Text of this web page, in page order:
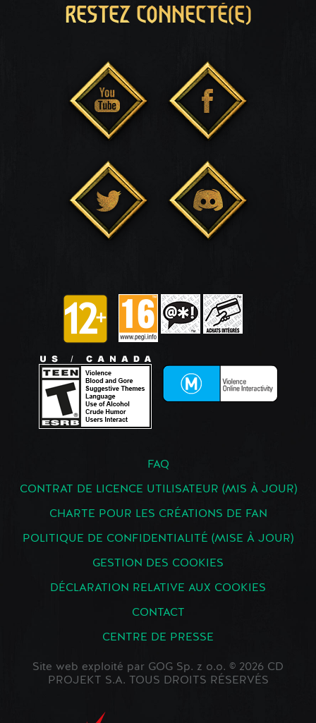
RESTEZ CONNECTÉ(E)
FAQ
CONTRAT DE LICENCE UTILISATEUR (MIS À JOUR)
CHARTE POUR LES CRÉATIONS DE FAN
POLITIQUE DE CONFIDENTIALITÉ (MISE À JOUR)
GESTION DES COOKIES
DÉCLARATION RELATIVE AUX COOKIES
CONTACT
CENTRE DE PRESSE
Site web exploité par GOG Sp. z o.o. © 2026 CD
PROJEKT S.A. TOUS DROITS RÉSERVÉS